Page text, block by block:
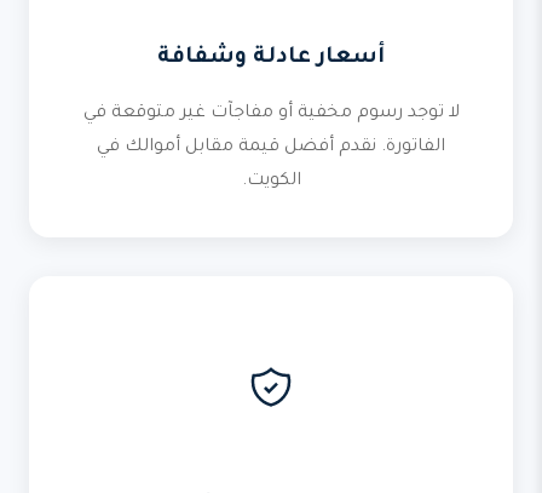
أسعار عادلة وشفافة
لا توجد رسوم مخفية أو مفاجآت غير متوقعة في
الفاتورة. نقدم أفضل قيمة مقابل أموالك في
الكويت.